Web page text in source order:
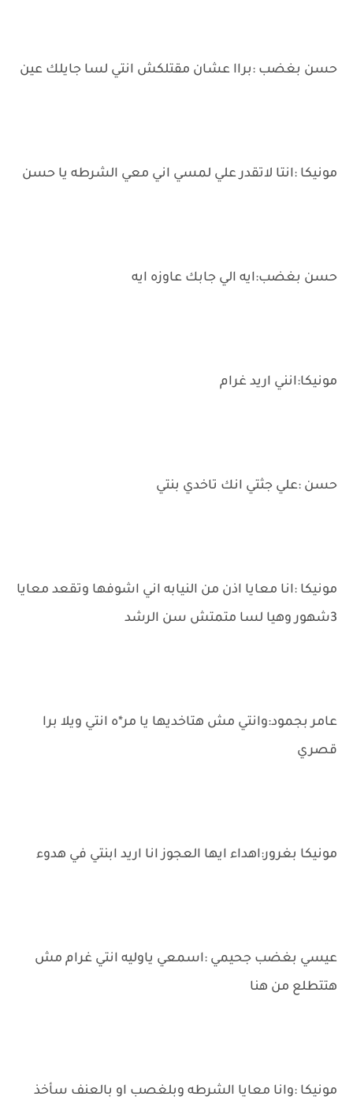
حسن بغضب :براا عشان مقتلكش انتي لسا جايلك عين
مونيكا :انتا لاتقدر علي لمسي اني معي الشرطه يا حسن
حسن بغضب:ايه الي جابك عاوزه ايه
مونيكا:انني اريد غرام
حسن :علي جثتي انك تاخدي بنتي
مونيكا :انا معايا اذن من النيابه اني اشوفها وتقعد معايا
3شهور وهيا لسا متمتش سن الرشد
عامر بجمود:وانتي مش هتاخديها يا مر*ه انتي ويلا برا
قصري
مونيكا بغرور:اهداء ايها العجوز انا اريد ابنتي في هدوء
عيسي بغضب جحيمي :اسمعي ياوليه انتي غرام مش
هتتطلع من هنا
مونيكا :وانا معايا الشرطه وبلغصب او بالعنف سأخذ